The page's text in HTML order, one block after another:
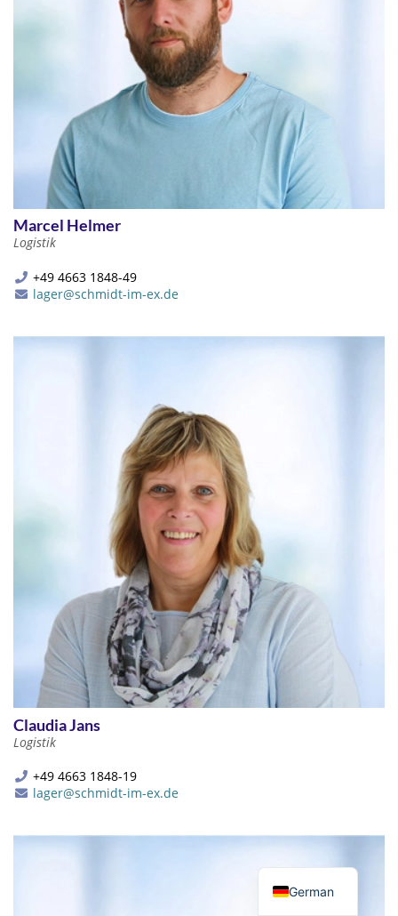
Marcel Helmer
Logistik
+49 4663 1848-49
lager@schmidt-im-ex.de
Claudia Jans
Logistik
+49 4663 1848-19
lager@schmidt-im-ex.de
German